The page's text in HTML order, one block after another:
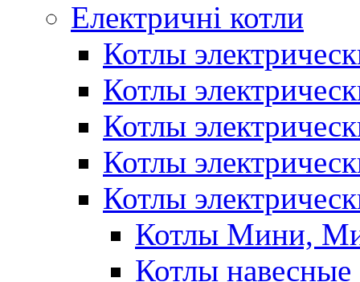
Електричні котли
Котлы
Котлы
Котлы
Котлы
Котлы
Котлы Мини,
Котлы навесные